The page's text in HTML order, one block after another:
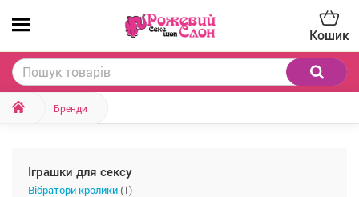
Кошик
Бренди
Іграшки для сексу
Вібратори кролики (1)